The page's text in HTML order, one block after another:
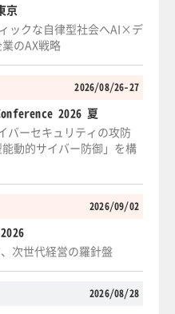
京
ックな自律型社会へAI×デ
のAX戦略
2026/08/26-27
2026 夏
バーセキュリティの攻防
動的サイバー防御」を構
2026/09/02
次世代経営の羅針盤
2026/08/28